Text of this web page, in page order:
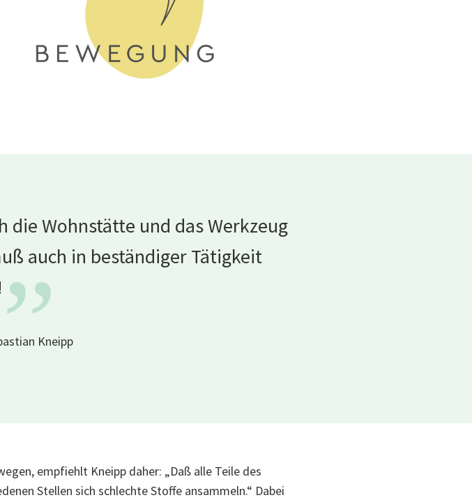
die Wohnstätte und das Werkzeug
auch in beständiger Tätigkeit
”Kneipp
empfiehlt Kneipp daher: „Daß alle Teile des
Stellen sich schlechte Stoffe ansammeln.“ Dabei